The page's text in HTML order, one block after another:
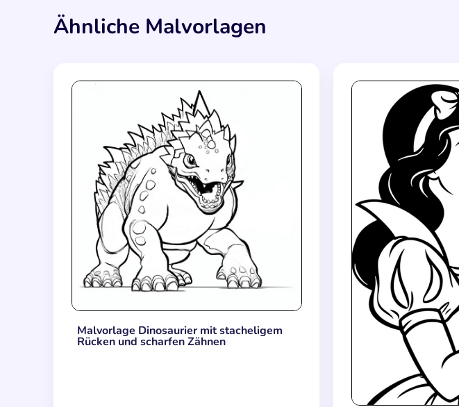
Ähnliche Malvorlagen
Malvorlage Dinosaurier mit stacheligem
Rücken und scharfen Zähnen